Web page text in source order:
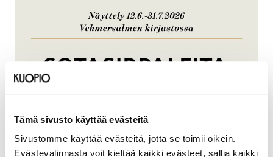
Tämä sivusto käyttää evästeitä
Sivustomme käyttää evästeitä, jotta se toimii oikein.
Evästevalinnasta voit kieltää kaikki evästeet, sallia kaikki